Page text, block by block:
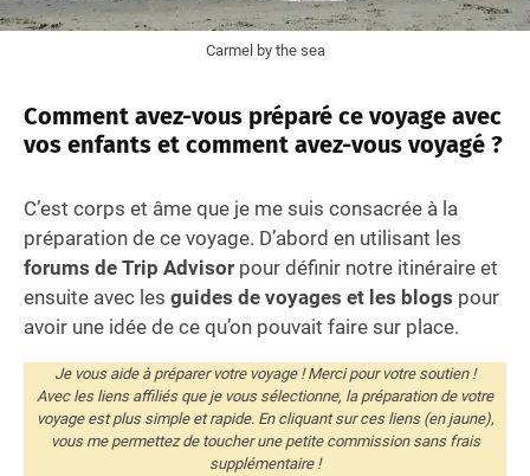
Carmel by the sea
Comment avez-vous préparé ce voyage avec
vos enfants et comment avez-vous voyagé ?
C’est corps et âme que je me suis consacrée à la
préparation de ce voyage. D’abord en utilisant les
forums de Trip Advisor pour définir notre itinéraire et
ensuite avec les guides de voyages et les blogs pour
avoir une idée de ce qu’on pouvait faire sur place.
Je vous aide à préparer votre voyage ! Merci pour votre soutien !
Avec les liens affiliés que je vous sélectionne, la préparation de votre
voyage est plus simple et rapide. En cliquant sur ces liens (en jaune),
vous me permettez de toucher une petite commission sans frais
supplémentaire !